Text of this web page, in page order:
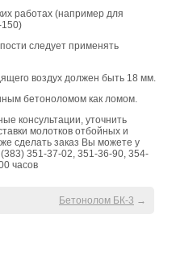
работах (например для
следует применять
воздух должен быть 18 мм.
бетоноломом как ломом.
консультации, уточнить
молотков отбойных и
сделать заказ Вы можете у
351-37-02, 351-36-90, 354-
часов
Бетонолом БК-3 →